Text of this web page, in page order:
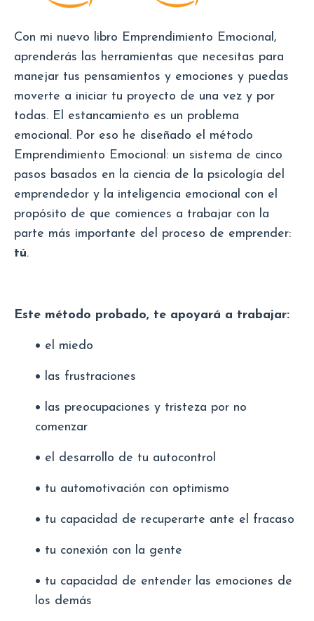
Con mi nuevo libro Emprendimiento Emocional,
aprenderás las herramientas que necesitas para
manejar tus pensamientos y emociones y puedas
moverte a iniciar tu proyecto de una vez y por
todas. El estancamiento es un problema
emocional. Por eso he diseñado el método
Emprendimiento Emocional: un sistema de cinco
pasos basados en la ciencia de la psicología del
emprendedor y la inteligencia emocional con el
propósito de que comiences a trabajar con la
parte más importante del proceso de emprender:
tú.
Este método probado, te apoyará a trabajar:
• el miedo
• las frustraciones
• las preocupaciones y tristeza por no
comenzar
• el desarrollo de tu autocontrol
• tu automotivación con optimismo
• tu capacidad de recuperarte ante el fracaso
• tu conexión con la gente
• tu capacidad de entender las emociones de
los demás